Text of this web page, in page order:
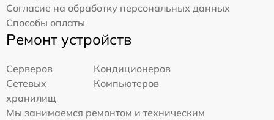
Согласие на обработку персональных данных
Способы оплаты
Ремонт устройств
Серверов
Кондиционеров
Сетевых
хранилищ
Компьютеров
Мы занимаемся ремонтом и техническим